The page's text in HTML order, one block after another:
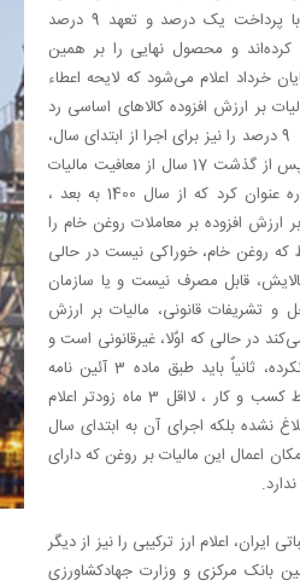
روغن‌های خام وارداتی خود را با پرداخت یک درصد و تعهد 9 درصد
کرده‌اند و محصول نهایی را بر همین
خرداد اعلام می‌شود که لایحه اعطاء
بر ارزش افزوده کالاهای اساسی رد
شده و کارخانجات موظف هستند 9 درصد را نیز برای اجرا از ابتدای سال،
بپردازند یا سازمان امور مالیاتی پس از گذشت 17 سال از معافیت مالیات
ارزش افزوده روغن خام، به یکباره عنوان کرد که از سال 1400 به بعد ،
ارزش افزوده بر معاملات روغن خام را
که روغن خام، خوراکی نیست در حالی
قابل مصرف نیست و یا سازمان
و تشریفات قانونی، مالیات بر ارزش
در حالی که اوٌلا، غیرقانونی است و
مراحل و تشریفات لازم را طی نکرده، ثانیاٌ باید طبق ماده 3 آئین نامه
اجرایی قانون بهبود مستمر محیط کسب و کار ، لااقل 3 ماه زودتر اعلام
ماه زودتر ابلاغ نشده بلکه اجرای آن به ابتدای سال
اعمال این مالیات بر روغن که دارای
اعلام ارز ترکیبی را نیز از دیگر
بانک مرکزی و وزارت جهادکشاورزی